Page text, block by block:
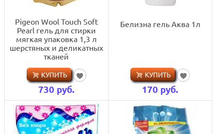
Pigeon Wool Touch Soft
Pearl гель для стирки
мягкая упаковка 1,3 л
шерстяных и деликатных
тканей
КУПИТЬ
730 руб.
Белизна гель Аква 1л
КУПИТЬ
170 руб.